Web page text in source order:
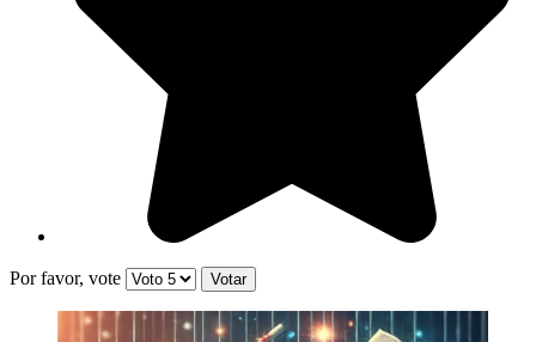
Por favor, vote